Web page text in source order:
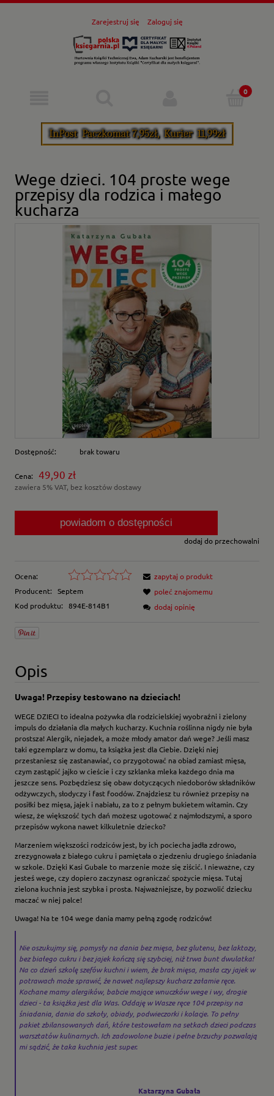
Zarejestruj się Zaloguj się
Wege dzieci. 104 proste wege
przepisy dla rodzica i małego
kucharza
Dostępność: brak towaru
Cena: 49,90 zł
zawiera 5% VAT, bez kosztów dostawy
powiadom o dostępności
dodaj do przechowalni
Ocena:
Producent:
Septem
Kod produktu:
894E-814B1
zapytaj o produkt
poleć znajomemu
dodaj opinię
Opis
Uwaga! Przepisy testowano na dzieciach!
WEGE DZIECI to idealna pożywka dla rodzicielskiej wyobraźni i zielony
impuls do działania dla małych kucharzy. Kuchnia roślinna nigdy nie była
prostsza! Alergik, niejadek, a może młody amator dań wege? Jeśli masz
taki egzemplarz w domu, ta książka jest dla Ciebie. Dzięki niej
przestaniesz się zastanawiać, co przygotować na obiad zamiast mięsa,
czym zastąpić jajko w cieście i czy szklanka mleka każdego dnia ma
jeszcze sens. Pozbędziesz się obaw dotyczących niedoborów składników
odżywczych, słodyczy i fast foodów. Znajdziesz tu również przepisy na
posiłki bez mięsa, jajek i nabiału, za to z pełnym bukietem witamin. Czy
wiesz, że większość tych dań możesz ugotować z najmłodszymi, a sporo
przepisów wykona nawet kilkuletnie dziecko?
Marzeniem większości rodziców jest, by ich pociecha jadła zdrowo,
zrezygnowała z białego cukru i pamiętała o zjedzeniu drugiego śniadania
w szkole. Dzięki Kasi Gubale to marzenie może się ziścić. I nieważne, czy
jesteś wege, czy dopiero zaczynasz ograniczać spożycie mięsa. Tutaj
zielona kuchnia jest szybka i prosta. Najważniejsze, by pozwolić dziecku
maczać w niej palce!
Uwaga! Na te 104 wege dania mamy pełną zgodę rodziców!
Nie oszukujmy się, pomysły na dania bez mięsa, bez glutenu, bez laktozy,
bez białego cukru i bez jajek kończą się szybciej, niż trwa bunt dwulatka!
Na co dzień szkolę szefów kuchni i wiem, że brak mięsa, masła czy jajek w
potrawach może sprawić, że nawet najlepszy kucharz załamie ręce.
Kochane mamy alergików, babcie mające wnuczków wege i wy, drogie
dzieci - ta książka jest dla Was. Oddaję w Wasze ręce 104 przepisy na
śniadania, dania do szkoły, obiady, podwieczorki i kolacje. To pełny
pakiet zbilansowanych dań, które testowałam na setkach dzieci podczas
warsztatów kulinarnych. Ich zadowolone buzie i pełne brzuchy pozwalają
mi sądzić, że taka kuchnia jest super.
Katarzyna Gubała